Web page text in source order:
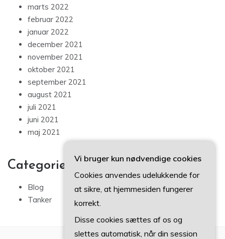
marts 2022
februar 2022
januar 2022
december 2021
november 2021
oktober 2021
september 2021
august 2021
juli 2021
juni 2021
maj 2021
Categories
Blog
Tanker
Vi bruger kun nødvendige cookies
Cookies anvendes udelukkende for
at sikre, at hjemmesiden fungerer
korrekt.
Disse cookies sættes af os og
slettes automatisk, når din session